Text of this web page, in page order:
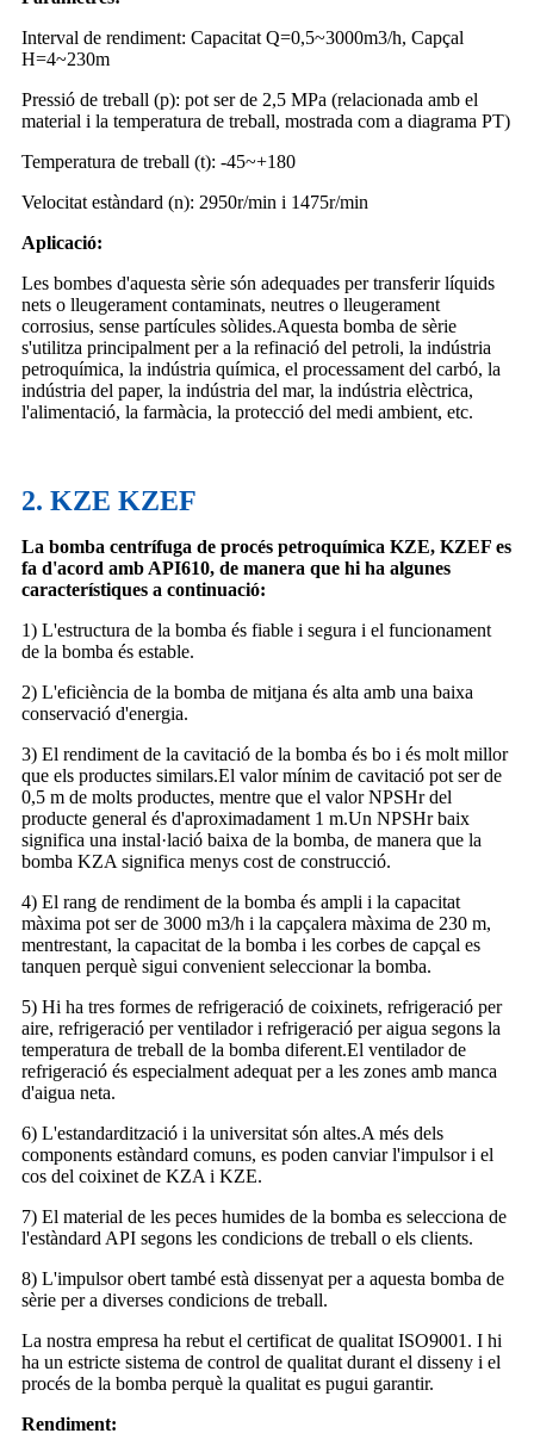
Interval de rendiment: Capacitat Q=0,5~3000m3/h, Capçal
H=4~230m
Pressió de treball (p): pot ser de 2,5 MPa (relacionada amb el
material i la temperatura de treball, mostrada com a diagrama PT)
Temperatura de treball (t): -45~+180
Velocitat estàndard (n): 2950r/min i 1475r/min
Aplicació:
Les bombes d'aquesta sèrie són adequades per transferir líquids
nets o lleugerament contaminats, neutres o lleugerament
corrosius, sense partícules sòlides.Aquesta bomba de sèrie
s'utilitza principalment per a la refinació del petroli, la indústria
petroquímica, la indústria química, el processament del carbó, la
indústria del paper, la indústria del mar, la indústria elèctrica,
l'alimentació, la farmàcia, la protecció del medi ambient, etc.
2. KZE KZEF
La bomba centrífuga de procés petroquímica KZE, KZEF es
fa d'acord amb API610, de manera que hi ha algunes
característiques a continuació:
1) L'estructura de la bomba és fiable i segura i el funcionament
de la bomba és estable.
2) L'eficiència de la bomba de mitjana és alta amb una baixa
conservació d'energia.
3) El rendiment de la cavitació de la bomba és bo i és molt millor
que els productes similars.El valor mínim de cavitació pot ser de
0,5 m de molts productes, mentre que el valor NPSHr del
producte general és d'aproximadament 1 m.Un NPSHr baix
significa una instal·lació baixa de la bomba, de manera que la
bomba KZA significa menys cost de construcció.
4) El rang de rendiment de la bomba és ampli i la capacitat
màxima pot ser de 3000 m3/h i la capçalera màxima de 230 m,
mentrestant, la capacitat de la bomba i les corbes de capçal es
tanquen perquè sigui convenient seleccionar la bomba.
5) Hi ha tres formes de refrigeració de coixinets, refrigeració per
aire, refrigeració per ventilador i refrigeració per aigua segons la
temperatura de treball de la bomba diferent.El ventilador de
refrigeració és especialment adequat per a les zones amb manca
d'aigua neta.
6) L'estandardització i la universitat són altes.A més dels
components estàndard comuns, es poden canviar l'impulsor i el
cos del coixinet de KZA i KZE.
7) El material de les peces humides de la bomba es selecciona de
l'estàndard API segons les condicions de treball o els clients.
8) L'impulsor obert també està dissenyat per a aquesta bomba de
sèrie per a diverses condicions de treball.
La nostra empresa ha rebut el certificat de qualitat ISO9001. I hi
ha un estricte sistema de control de qualitat durant el disseny i el
procés de la bomba perquè la qualitat es pugui garantir.
Rendiment: